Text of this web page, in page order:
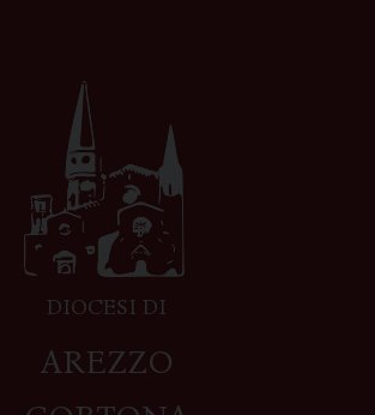
DIOCESI DI
AREZZO